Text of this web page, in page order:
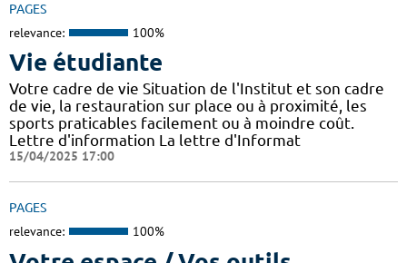
PAGES
relevance: 100%
Vie étudiante
Votre cadre de vie Situation de l'Institut et son cadre
de vie, la restauration sur place ou à proximité, les
sports praticables facilement ou à moindre coût.
Lettre d'information La lettre d'Informat
15/04/2025 17:00
PAGES
relevance: 100%